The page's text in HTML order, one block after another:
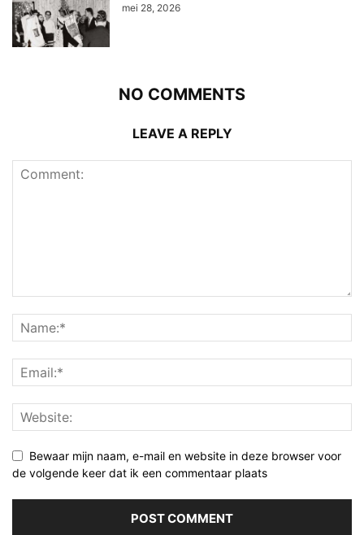
mei 28, 2026
NO COMMENTS
LEAVE A REPLY
Bewaar mijn naam, e-mail en website in deze browser voor
de volgende keer dat ik een commentaar plaats